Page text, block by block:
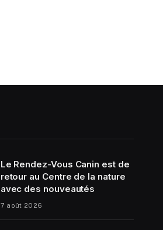
Le Rendez-Vous Canin est de
retour au Centre de la nature
avec des nouveautés
7 août 2026